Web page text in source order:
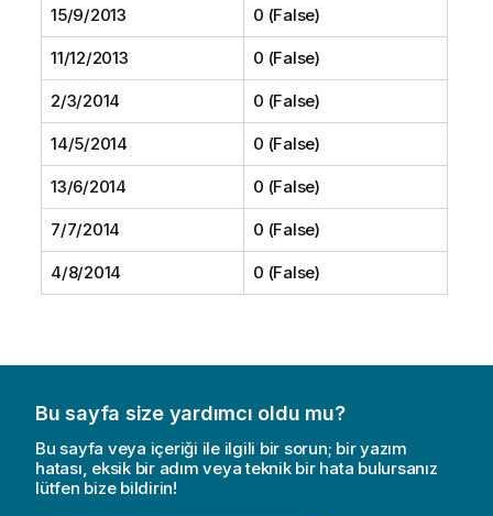
15/9/2013 0 (False)
11/12/2013 0 (False)
2/3/2014 0 (False)
14/5/2014 0 (False)
13/6/2014 0 (False)
7/7/2014 0 (False)
4/8/2014 0 (False)
Bu sayfa size yardımcı oldu mu?
Bu sayfa veya içeriği ile ilgili bir sorun; bir yazım
hatası, eksik bir adım veya teknik bir hata bulursanız
lütfen bize bildirin!